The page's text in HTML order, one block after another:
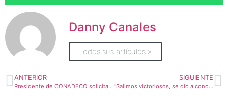
Danny Canales
Todos sus artículos »
ANTERIOR
Presidente de CONADECO solicita a diputados no recortarles recursos a las Asociaciones de Desarrollo
SIGUIENTE
“Salimos victoriosos, se dio a conocer lo que hace el movimiento comunal”, Daniel Quesada, presidente de CONADECO